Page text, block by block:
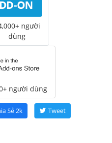
người
dùng
người dùng
Sẻ2k Tweet